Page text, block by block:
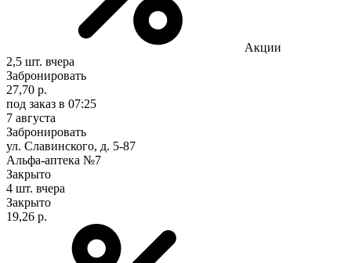
Акции
2,5 шт. вчера
Забронировать
27,70 р.
под заказ в 07:25
7 августа
Забронировать
ул. Славинского, д. 5-87
Альфа-аптека №7
Закрыто
4 шт. вчера
Закрыто
19,26 р.